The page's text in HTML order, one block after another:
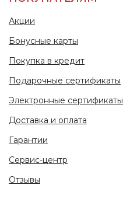
Акции
Бонусные карты
Покупка в кредит
Подарочные сертификаты
Электронные сертификаты
Доставка и оплата
Гарантии
Сервис-центр
Отзывы